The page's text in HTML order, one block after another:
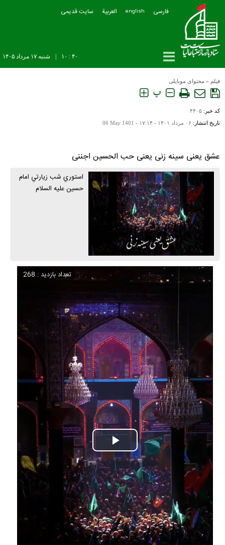
فارسی english العربیة سایت قدیمی
شنبه ۱۷ مرداد ۱۴۰۵ ۴۰ : ۱۰
فیلم » محتوای موبایلی
پ
کد خبر: ۴۴۰۵
تاریخ انتشار: ۰۶ مرداد ۱۴۰۱ - ۱۷:۱۴ - 06 May 1401
عشق یعنی سینه زنی یعنی حب الحسین اجننی
استوري شب زيارتي امام
حسين عليه السلام
Play
Video
تعداد بازدید : 268